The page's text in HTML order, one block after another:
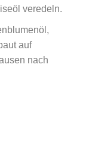
veredeln.
auf
nach